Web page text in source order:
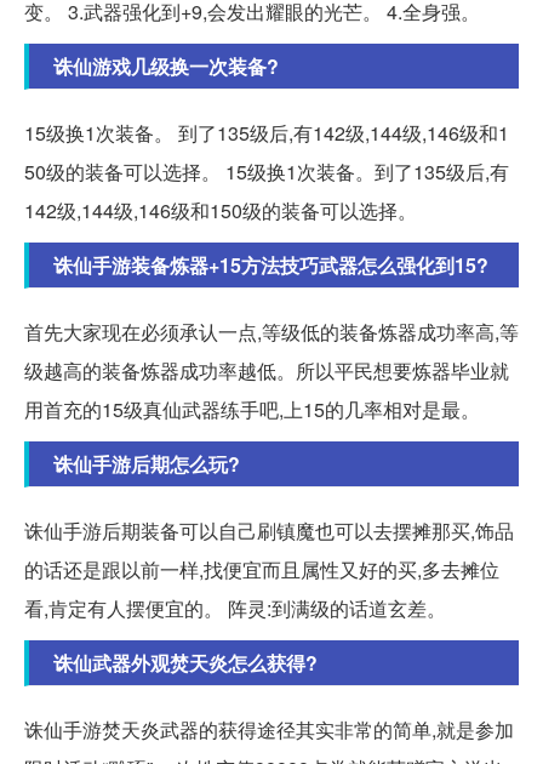
变。 3.武器强化到+9,会发出耀眼的光芒。 4.全身强。
诛仙游戏几级换一次装备?
15级换1次装备。 到了135级后,有142级,144级,146级和1
50级的装备可以选择。 15级换1次装备。到了135级后,有
142级,144级,146级和150级的装备可以选择。
诛仙手游装备炼器+15方法技巧武器怎么强化到15?
首先大家现在必须承认一点,等级低的装备炼器成功率高,等
级越高的装备炼器成功率越低。所以平民想要炼器毕业就
用首充的15级真仙武器练手吧,上15的几率相对是最。
诛仙手游后期怎么玩?
诛仙手游后期装备可以自己刷镇魔也可以去摆摊那买,饰品
的话还是跟以前一样,找便宜而且属性又好的买,多去摊位
看,肯定有人摆便宜的。 阵灵:到满级的话道玄差。
诛仙武器外观焚天炎怎么获得?
诛仙手游焚天炎武器的获得途径其实非常的简单,就是参加